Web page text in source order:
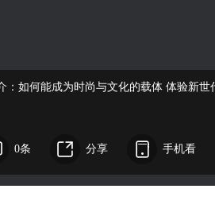
：如何能成为时尚与文化的载体 体验新世
0条 分享 手机看